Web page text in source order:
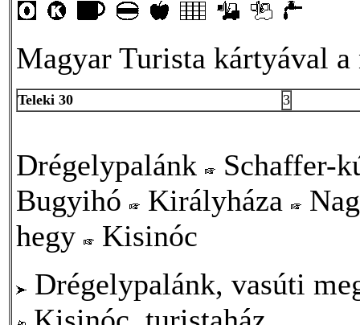
Magyar Turista kártyával
Teleki 30 3
Drégelypalánk
Schaffer-
Bugyihó
Királyháza
hegy
Kisinóc
Drégelypalánk, vasúti